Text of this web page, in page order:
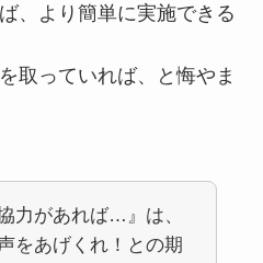
、より簡単に実施できる
取っていれば、と悔やま
力があれば…』は、
をあげくれ！との期